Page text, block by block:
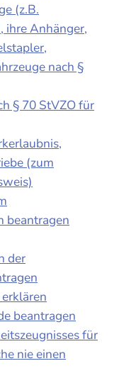
(z.B.
ihre Anhänger,
nach §
§ 70 StVZO für
(zum
beantragen
der
beantragen
für
nie einen